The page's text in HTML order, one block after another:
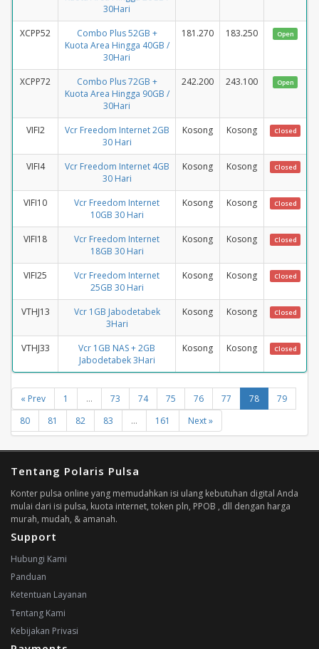
30Hari
XCPP52
Combo Plus 52GB +
Kuota Area Hingga 40GB /
30Hari
181.270 183.250 Open
XCPP72
Combo Plus 72GB +
Kuota Area Hingga 90GB /
30Hari
242.200 243.100 Open
VIFI2
Vcr Freedom Internet 2GB
30 Hari
Kosong Kosong Closed
VIFI4
Vcr Freedom Internet 4GB
30 Hari
Kosong Kosong Closed
VIFI10
Vcr Freedom Internet
10GB 30 Hari
Kosong Kosong Closed
VIFI18
Vcr Freedom Internet
18GB 30 Hari
Kosong Kosong Closed
VIFI25
Vcr Freedom Internet
25GB 30 Hari
Kosong Kosong Closed
VTHJ13
Vcr 1GB Jabodetabek
3Hari
Kosong Kosong Closed
VTHJ33
Vcr 1GB NAS + 2GB
Jabodetabek 3Hari
Kosong Kosong Closed
« Prev 1 ... 73 74 75 76 77 78
79
80
81 82 83 ... 161 Next »
Tentang Polaris Pulsa
Konter pulsa online yang memudahkan isi ulang kebutuhan digital Anda
mulai dari isi pulsa, kuota internet, token pln, PPOB , dll dengan harga
murah, mudah, & amanah.
Support
Hubungi Kami
Panduan
Ketentuan Layanan
Tentang Kami
Kebijakan Privasi